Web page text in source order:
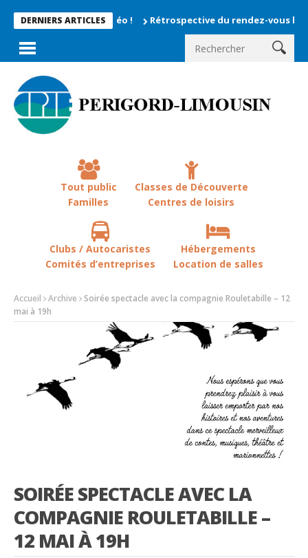
DERNIERS ARTICLES Rétrospective du rendez-vous la chevêche
Tout public
Familles
Classes de Découverte
Centres de loisirs
Clubs / Autocaristes
Comités d’entreprises
Hébergements
Location de salles
Accueil Archive
Soirée spectacle avec la compagnie Rouletabille – 12
mai à 19h
SOIRÉE SPECTACLE AVEC LA
COMPAGNIE ROULETABILLE –
12 MAI À 19H